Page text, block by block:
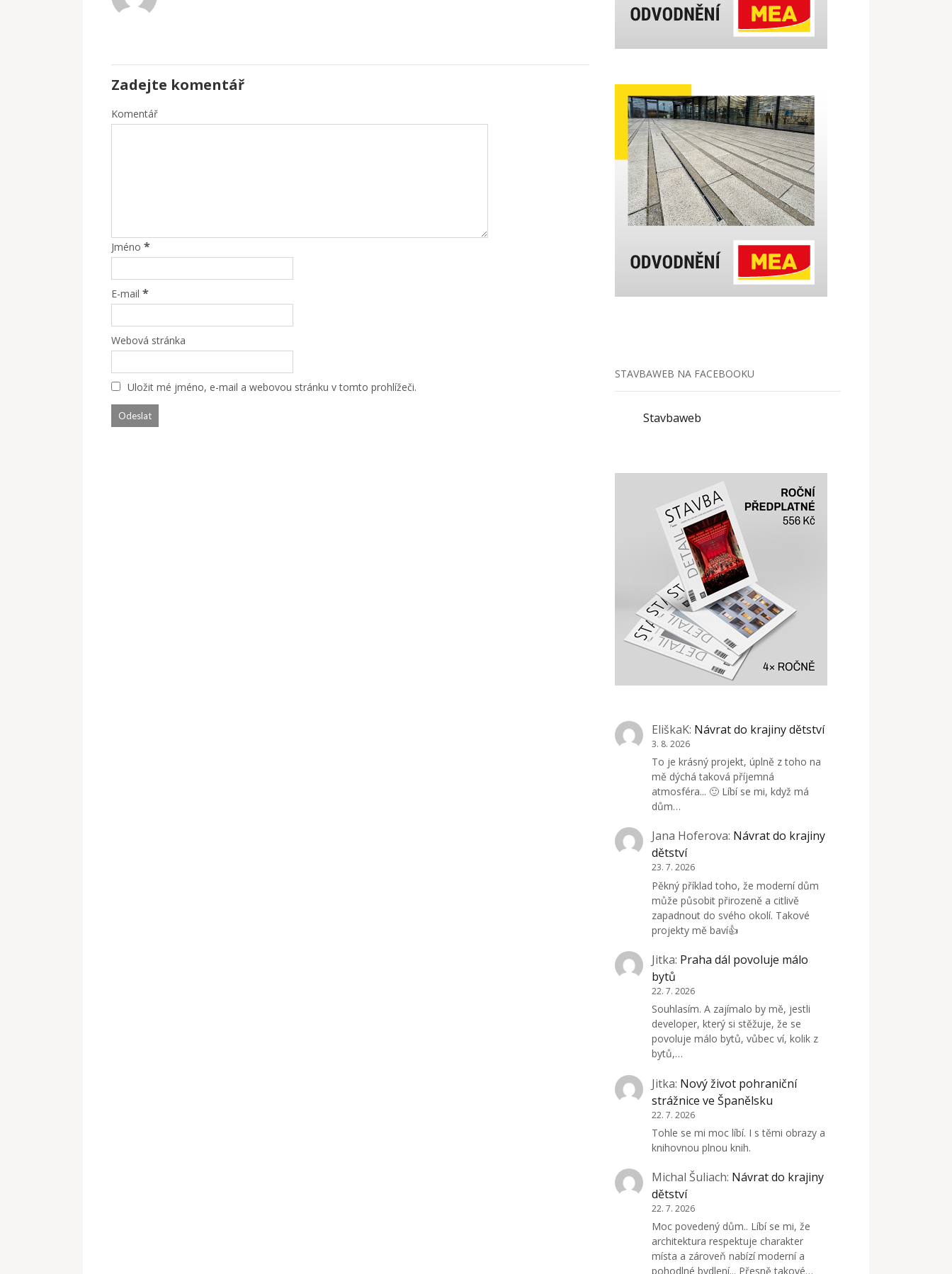
Zadejte komentář
Komentář
Jméno *
E-mail *
Webová stránka
Uložit mé jméno, e-mail a webovou stránku v tomto prohlížeči.
STAVBAWEB NA FACEBOOKU
Stavbaweb
EliškaK: Návrat do krajiny dětství
3. 8. 2026
To je krásný projekt, úplně z toho na
mě dýchá taková příjemná
atmosféra... 🙂 Líbí se mi, když má
dům…
Jana Hoferova: Návrat do krajiny
dětství
23. 7. 2026
Pěkný příklad toho, že moderní dům
může působit přirozeně a citlivě
zapadnout do svého okolí. Takové
projekty mě baví👍
Jitka: Praha dál povoluje málo
bytů
22. 7. 2026
Souhlasím. A zajímalo by mě, jestli
developer, který si stěžuje, že se
povoluje málo bytů, vůbec ví, kolik z
bytů,…
Jitka: Nový život pohraniční
strážnice ve Španělsku
22. 7. 2026
Tohle se mi moc líbí. I s těmi obrazy a
knihovnou plnou knih.
Michal Šuliach: Návrat do krajiny
dětství
22. 7. 2026
Moc povedený dům.. Líbí se mi, že
architektura respektuje charakter
místa a zároveň nabízí moderní a
pohodlné bydlení... Přesně takové…